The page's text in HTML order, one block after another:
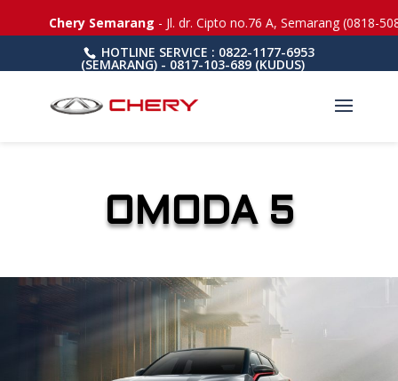
HOTLINE SERVICE : 0822-1177-6953
(SEMARANG) - 0817-103-689 (KUDUS)
Chery Semarang- Jl. dr. Cipto no.76 A, Semarang (0818-
OMODA 5